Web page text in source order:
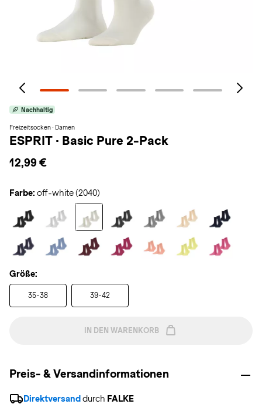
Nachhaltig
Freizeitsocken · Damen
ESPRIT · Basic Pure 2-Pack
12,99 €
Farbe: off-white (2040)
Größe:
35-38 39-42
IN DEN WARENKORB
Preis- & Versandinformationen
Direktversand durch FALKE